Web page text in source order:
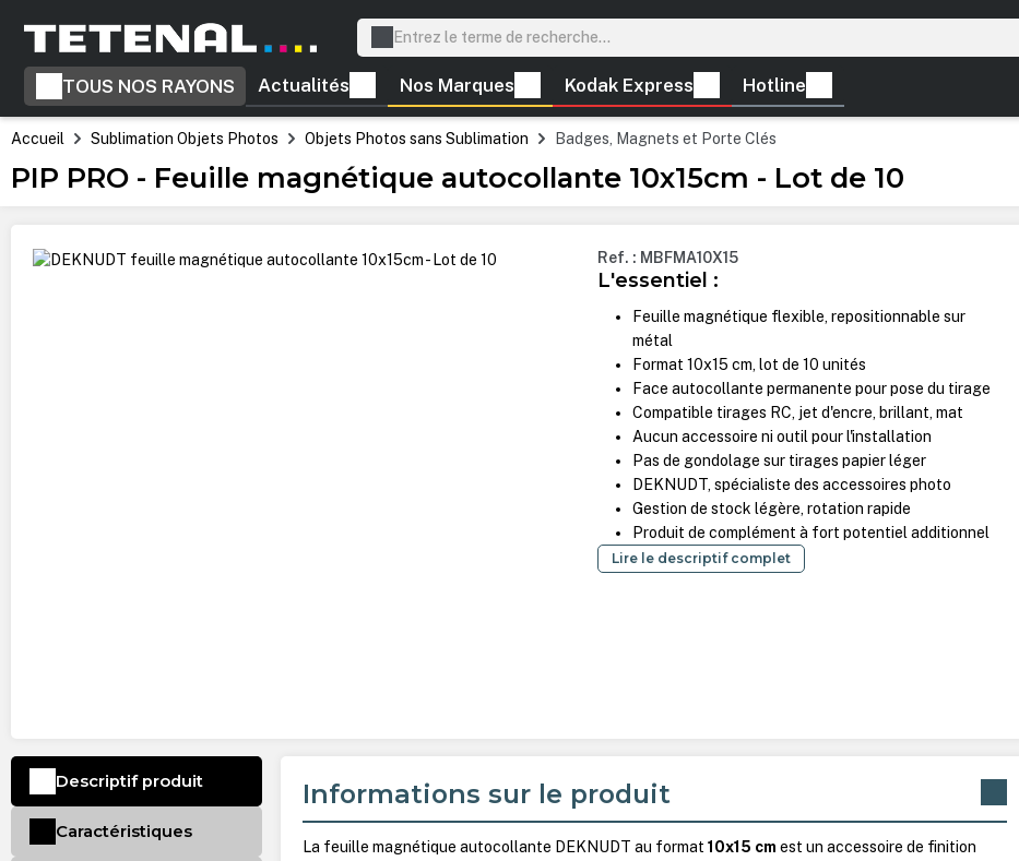
Passer à la navigation principale
TOUS NOS RAYONS Actualités Nos Marques Kodak Express Hotline
Accueil Sublimation Objets Photos Objets Photos sans Sublimation Badges, Magnets et Porte Clés
PIP PRO - Feuille magnétique autocollante 10x15cm - Lot de 10
Ignorer la galerie d'images Ref. : MBFMA10X15
L'essentiel :
Feuille magnétique flexible, repositionnable sur
métal
Format 10x15 cm, lot de 10 unités
Face autocollante permanente pour pose du tirage
Compatible tirages RC, jet d'encre, brillant, mat
Aucun accessoire ni outil pour l'installation
Pas de gondolage sur tirages papier léger
DEKNUDT, spécialiste des accessoires photo
Gestion de stock légère, rotation rapide
Produit de complément à fort potentiel additionnel
Lire le descriptif complet
Informations sur le produit
La feuille magnétique autocollante DEKNUDT au format10x15 cm est un accessoire de finition
Descriptif produit
Caractéristiques